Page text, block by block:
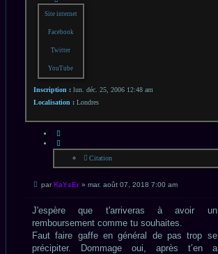
KaYsEr
Site internet
Facebook
Twitter
YouTube
Inscription : lun. déc. 25, 2006 12:48 am
Localisation : Londres
Citation
Message
parKaYsEr » mar. août 07, 2018 7:00 am
J'espère que t'arriveras à avoir un
remboursement comme tu souhaites.
Faut faire gaffe en général de pas trop se
précipiter. Dommage oui, après t’en a